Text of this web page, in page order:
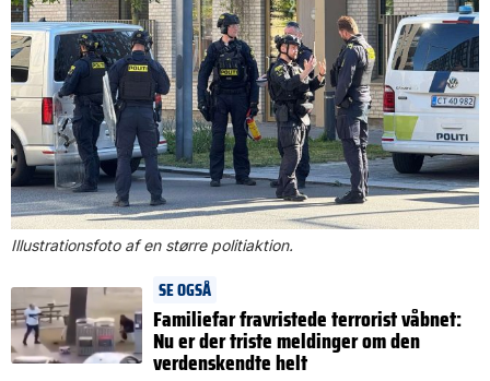
Illustrationsfoto af en større politiaktion.
SE OGSÅ
Familiefar fravristede terrorist våbnet:
Nu er der triste meldinger om den
verdenskendte helt